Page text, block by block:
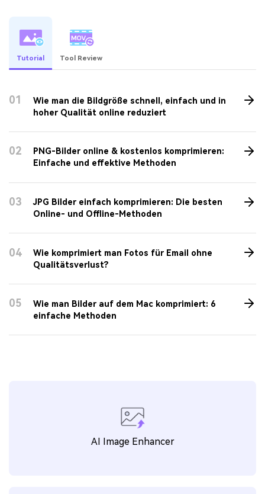
Tutorial Tool Review
01
Wie man die Bildgröße schnell, einfach und in
hoher Qualität online reduziert
02
PNG-Bilder online & kostenlos komprimieren:
Einfache und effektive Methoden
03
JPG Bilder einfach komprimieren: Die besten
Online- und Offline-Methoden
04
Wie komprimiert man Fotos für Email ohne
Qualitätsverlust?
05
Wie man Bilder auf dem Mac komprimiert: 6
einfache Methoden
AI Image Enhancer